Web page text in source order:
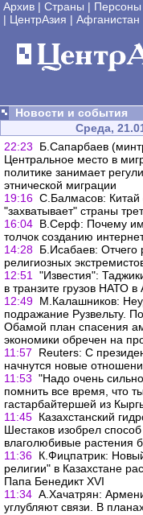
Архив | Страны | Персоны
| ЦентрАзия | Афганистан
Новости и события
Среда,
22:23
Б.Сапарбаев
Центральное место в
политике занимает
этнической миграции
19:16 С.Балмасов: Китай
"захватывает" страны
16:04 В.Серф: Почему
толчок созданию
14:28 Б.Исабаев: Отчего
религиозных
12:51
"Известия":
в транзите грузов НАТО в
12:49 М.Калашников:
подражание Рузвельту.
Обамой план спасения
экономики обречен на
11:57
Reuters: С
начнутся новые
11:53 "Надо очень
помнить все время, что
гастарбайтершей из
11:45 Казахстанский
Шестаков изобрел
влаголюбивые растения
11:36 К.Фицпатрик:
религии" в Казахстане
Папа Бенедикт XVI
11:34 А.Хачатрян:
углубляют связи. В